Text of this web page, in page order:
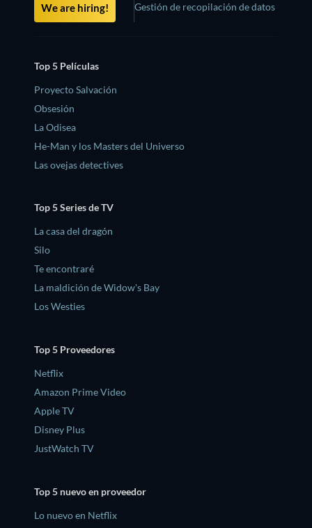
We are hiring!
Gestión de recopilación de datos
Top 5 Películas
Proyecto Salvación
Obsesión
La Odisea
He-Man y los Masters del Universo
Las ovejas detectives
Top 5 Series de TV
La casa del dragón
Silo
Te encontraré
La maldición de Widow's Bay
Los Westies
Top 5 Proveedores
Netflix
Amazon Prime Video
Apple TV
Disney Plus
JustWatch TV
Top 5 nuevo en proveedor
Lo nuevo en Netflix